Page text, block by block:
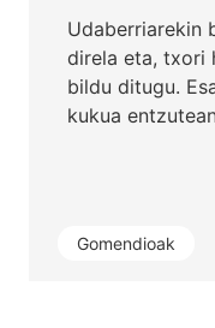
Gomendioak
Udaberriarekin
direla eta, txori
bildu ditugu.
kukua